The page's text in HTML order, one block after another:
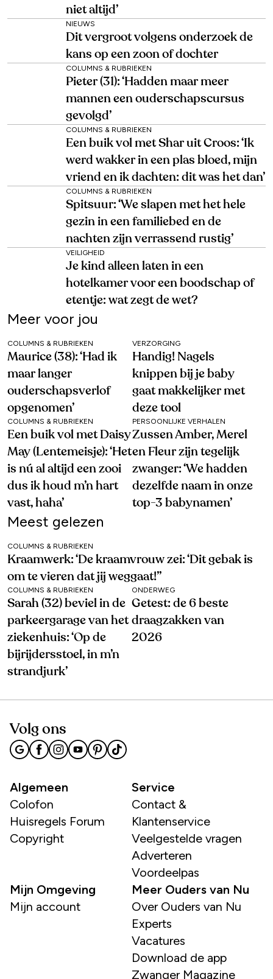
niet altijd’
NIEUWS
Dit vergroot volgens onderzoek de
kans op een zoon of dochter
COLUMNS & RUBRIEKEN
Pieter (31): ‘Hadden maar meer
mannen een ouderschapscursus
gevolgd’
COLUMNS & RUBRIEKEN
Een buik vol met Shar uit Croos: ‘Ik
werd wakker in een plas bloed, mijn
vriend en ik dachten: dit was het dan’
COLUMNS & RUBRIEKEN
Spitsuur: ‘We slapen met het hele
gezin in een familiebed en de
nachten zijn verrassend rustig’
VEILIGHEID
Je kind alleen laten in een
hotelkamer voor een boodschap of
etentje: wat zegt de wet?
Meer voor jou
COLUMNS & RUBRIEKEN
Maurice (38): ‘Had ik
maar langer
ouderschapsverlof
opgenomen’
VERZORGING
Handig! Nagels
knippen bij je baby
gaat makkelijker met
deze tool
COLUMNS & RUBRIEKEN
Een buik vol met Daisy
May (Lentemeisje): ‘Het
is nú al altijd een zooi
dus ik houd m’n hart
vast, haha’
PERSOONLIJKE VERHALEN
Zussen Amber, Merel
en Fleur zijn tegelijk
zwanger: ‘We hadden
dezelfde naam in onze
top-3 babynamen’
Meest gelezen
COLUMNS & RUBRIEKEN
Kraamwerk: ‘De kraamvrouw zei: ‘Dit gebak is
om te vieren dat jij weggaat!’’
COLUMNS & RUBRIEKEN
Sarah (32) beviel in de
parkeergarage van het
ziekenhuis: ‘Op de
bijrijdersstoel, in m’n
strandjurk’
ONDERWEG
Getest: de 6 beste
draagzakken van
2026
Volg ons
Algemeen
Colofon
Huisregels Forum
Copyright
Service
Contact &
Klantenservice
Veelgestelde vragen
Adverteren
Voordeelpas
Mijn Omgeving
Mijn account
Meer Ouders van Nu
Over Ouders van Nu
Experts
Vacatures
Download de app
Zwanger Magazine